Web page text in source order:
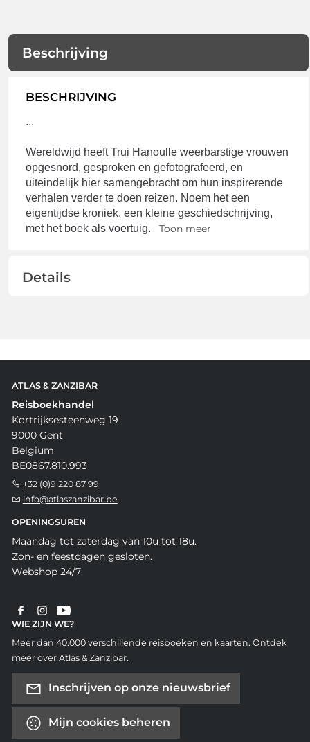
Beschrijving
BESCHRIJVING
...
Wereldwijd heeft Trui Hanoulle weerbarstige vrouwen
opgesnord, gesproken en gefotografeerd, en
uiteindelijk hier samengebracht om hun inspirerende
verhalen verder te doen reizen. Noem het een
eigentijdse kroniek, een kleine geschiedschrijving,
met het boek als voertuig.
Toon meer
Details
ATLAS & ZANZIBAR
Reisboekhandel
Kortrijksesteenweg 19
9000 Gent
Belgium
BE0867.810.993
+32 (0)9 220 87 99
info@atlaszanzibar.be
OPENINGSUREN
Maandag tot zaterdag van 10u tot 18u.
Zon- en feestdagen gesloten.
Webshop 24/7
WIE ZIJN WE?
Meer dan 40.000 verschillende reisboeken en kaarten. Ontdek
meer over Atlas & Zanzibar.
Inschrijven op onze nieuwsbrief
Mijn cookies beheren